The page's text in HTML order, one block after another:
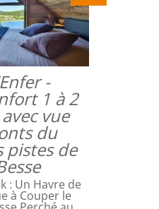
-
1 à 2
vue
du
pistes de
: Un Havre de
à Couper le